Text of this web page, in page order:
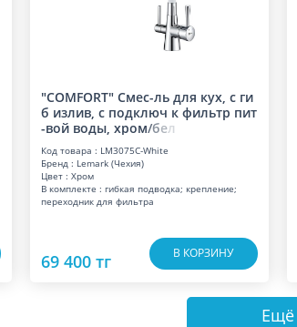
"COMFORT" Смес-ль для кух, с ги
б излив, с подключ к фильтр пит
-вой воды, хром/бел
Код товара : LM3075C-White
Бренд : Lemark (Чехия)
Цвет : Хром
В комплекте : гибкая подводка; крепление;
переходник для фильтра
69 400 тг В КОРЗИНУ
Ещё